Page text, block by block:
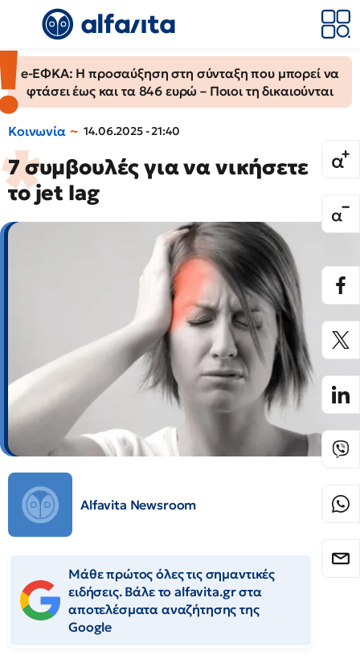
e-ΕΦΚΑ: Η προσαύξηση στη σύνταξη που μπορεί να
φτάσει έως και τα 846 ευρώ – Ποιοι τη δικαιούνται
Κοινωνία 14.06.2025 - 21:40
7 συμβουλές για να νικήσετε
το jet lag
Alfavita Newsroom
Μάθε πρώτος όλες τις σημαντικές
ειδήσεις. Βάλε το alfavita.gr στα
αποτελέσματα αναζήτησης της
Google